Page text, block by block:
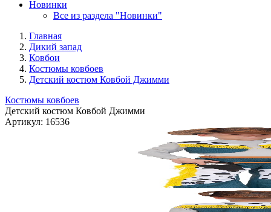
Новинки
Все из раздела "Новинки"
Главная
Дикий запад
Ковбои
Костюмы ковбоев
Детский костюм Ковбой Джимми
Костюмы ковбоев
Детский костюм Ковбой Джимми
Артикул: 16536